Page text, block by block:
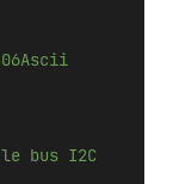
bus I2C